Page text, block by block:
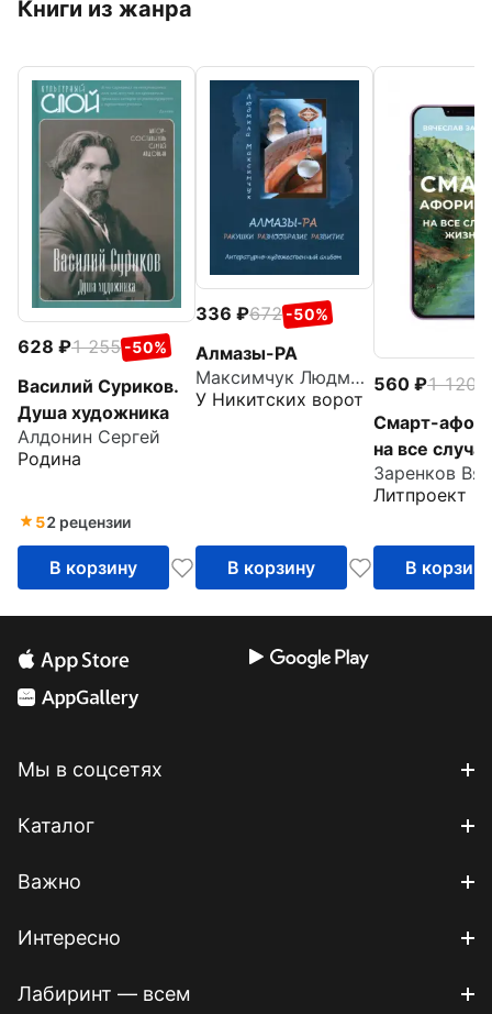
Книги из жанра
628 1 255 -50%
Василий Суриков.
Душа художника
Алдонин Сергей
Родина
52 рецензии
В корзину
336 672 -50%
Алмазы-РА
Максимчук Людмила Викторовна
У Никитских ворот
В корзину
560 1 120
Смарт-
на все
жизни
Литпроект
В корзину
Мы в соцсетях
Каталог
Важно
Интересно
Лабиринт — всем